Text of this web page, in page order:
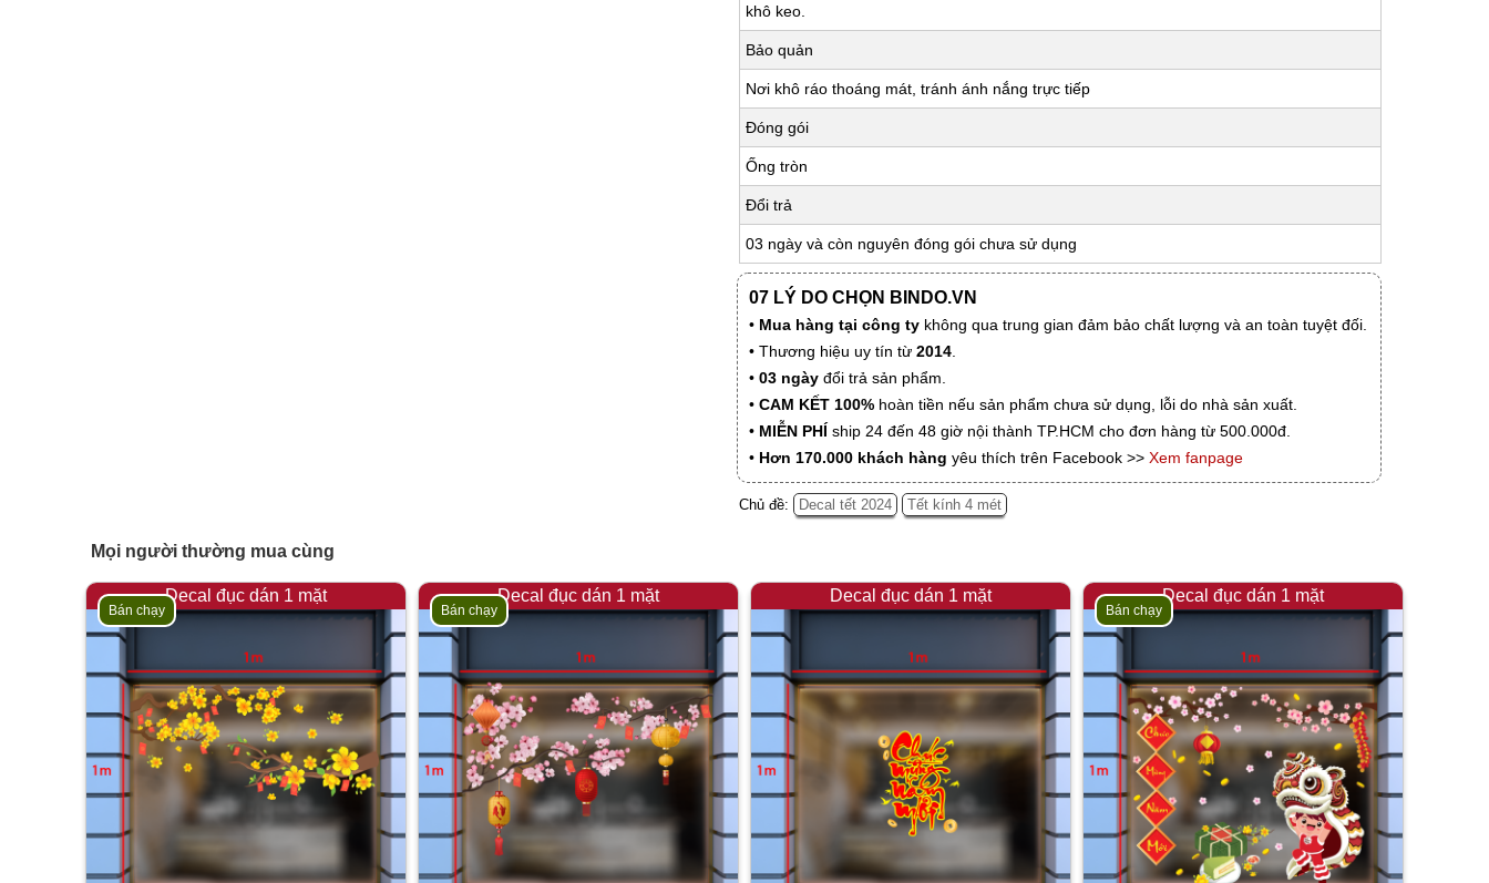
khô keo.
Bảo quản
Nơi khô ráo thoáng mát, tránh ánh nắng trực tiếp
Đóng gói
Ống tròn
Đổi trả
03 ngày và còn nguyên đóng gói chưa sử dụng
07 LÝ DO CHỌN BINDO.VN
• Mua hàng tại công ty không qua trung gian đảm bảo chất lượng và an toàn tuyệt đối.
• Thương hiệu uy tín từ 2014
• 03 ngày đổi trả sản phẩm.
• CAM KẾT 100% hoàn tiền nếu sản phẩm chưa sử dụng, lỗi do nhà sản xuất.
• MIỄN PHÍ ship 24 đến 48 giờ nội thành TP.HCM cho đơn hàng từ 500.000đ.
• Hơn 170.000 khách hàng yêu thích trên Facebook >> Xem fanpage
Chủ đề: Decal tết 2024 Tết kính 4 mét
Mọi người thường mua cùng
Decal đục dán 1 mặt
Bán chạy
Decal đục dán 1 mặt
Bán chạy
Decal đục dán 1 mặt Decal đục dán 1 mặt
Bán chạy